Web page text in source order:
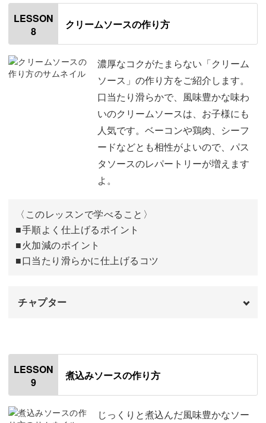
はじめに
使用材料
食材を切る 02:52
05:49
09:55
11:45
麺とソースを合わせる 12:42
完成♪
LESSON
8
クリームソースの作り方
濃厚なコクがたまらない「クリーム
ソース」の作り方をご紹介します。
口当たり滑らかで、風味豊かな味わ
いのクリームソースは、お子様にも
人気です。ベーコンや鶏肉、シーフ
ードなどとも相性がよいので、パス
タソースのレパートリーが増えます
よ。
〈このレッスンで学べること〉
■手順よく仕上げるポイント
■火加減のポイント
■口当たり滑らかに仕上げるコツ
チャプター
はじめに
使用材料
食材を切る 03:14
LESSON
9
煮込みソースの作り方
じっくりと煮込んだ風味豊かなソー